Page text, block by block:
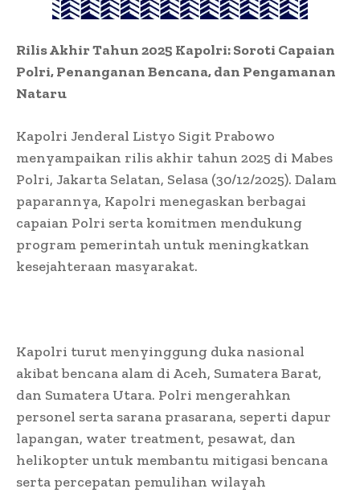
Rilis Akhir Tahun 2025 Kapolri: Soroti Capaian
Polri, Penanganan Bencana, dan Pengamanan
Nataru
Kapolri Jenderal Listyo Sigit Prabowo
menyampaikan rilis akhir tahun 2025 di Mabes
Polri, Jakarta Selatan, Selasa (30/12/2025). Dalam
paparannya, Kapolri menegaskan berbagai
capaian Polri serta komitmen mendukung
program pemerintah untuk meningkatkan
kesejahteraan masyarakat.
Kapolri turut menyinggung duka nasional
akibat bencana alam di Aceh, Sumatera Barat,
dan Sumatera Utara. Polri mengerahkan
personel serta sarana prasarana, seperti dapur
lapangan, water treatment, pesawat, dan
helikopter untuk membantu mitigasi bencana
serta percepatan pemulihan wilayah